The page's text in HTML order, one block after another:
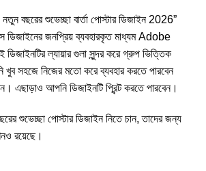
বছরের শুভেচ্ছা বার্তা পোস্টার ডিজাইন 2026”
ডিজাইনের জনপ্রিয় ব্যবহারকৃত মাধ্যম Adobe
ল্যায়ার গুলা সুন্দর করে গ্রুপ ভিত্তিক
সহজে নিজের মতো করে ব্যবহার করতে পারবেন
এছাড়াও আপনি ডিজাইনটি প্রিন্ট করতে পারবেন।
শুভেচ্ছা পোস্টার ডিজাইন নিতে চান, তাদের জন্য
রয়েছে।